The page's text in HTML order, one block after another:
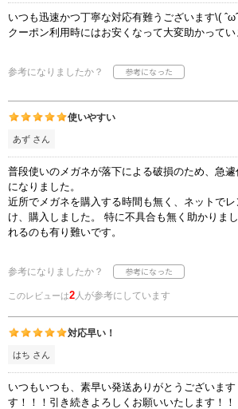
いつも迅速かつ丁寧な対応有難うございます\(
クーポン利用時にはお安くなって大変助かってい
参考になりましたか？
使いやすい
あず さん
普段使いのメガネが落下による破損のため、急
になりました。
近所でメガネを購入する時間も無く、ネットで
け、購入しました。 特に不具合も無く助かりま
れるのも有り難いです。
参考になりましたか？
このレビューは2 人が参考にしています
対応早い！
はち さん
いつもいつも、素早い発送ありがとうございま
す！！！引き続きよろしくお願いいたします！！